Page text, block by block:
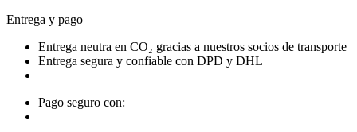
Entrega y pago
Entrega neutra en CO₂ gracias a nuestros socios de transporte
Entrega segura y confiable con DPD y DHL
Pago seguro con: